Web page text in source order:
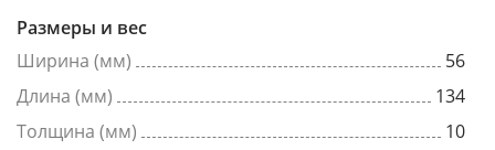
Размеры и вес
Ширина (мм)
56
Длина (мм)
134
Толщина (мм)
10